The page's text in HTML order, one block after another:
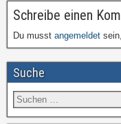
Schreibe einen
Du musst angemeldet
Suche